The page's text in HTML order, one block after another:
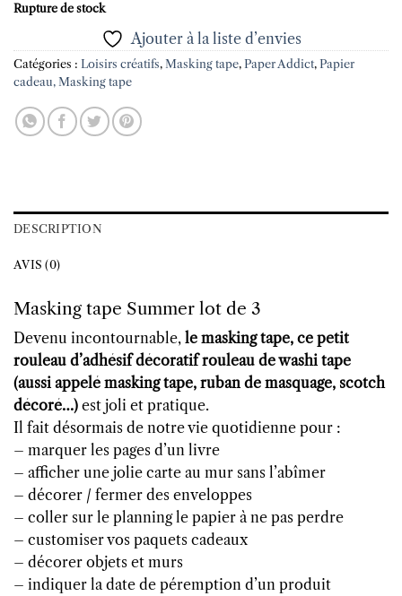
Rupture de stock
Ajouter à la liste d’envies
Catégories : Loisirs créatifs, Masking tape, Paper Addict, Papier
cadeau, Masking tape
DESCRIPTION
AVIS (0)
Masking tape Summer lot de 3
Devenu incontournable, le masking tape, ce petit
rouleau d’adhésif décoratif rouleau de washi tape
(aussi appelé masking tape, ruban de masquage, scotch
décoré…) est joli et pratique.
Il fait désormais de notre vie quotidienne pour :
– marquer les pages d’un livre
– afficher une jolie carte au mur sans l’abîmer
– décorer / fermer des enveloppes
– coller sur le planning le papier à ne pas perdre
– customiser vos paquets cadeaux
– décorer objets et murs
– indiquer la date de péremption d’un produit